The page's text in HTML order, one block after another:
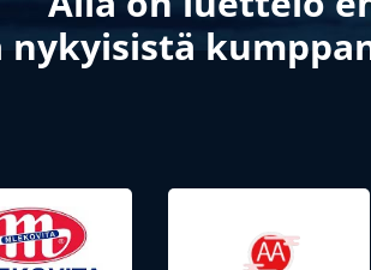
nykyisistä